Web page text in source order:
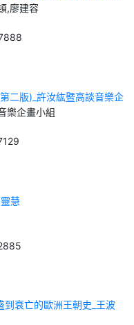
溝通策略，成長心態╳勇
次到位_泰蕾絲．休斯頓,
,廖建容
二版)_許汝紘暨高談音樂企
樂企畫小組
慧
到衰亡的歐洲王朝史_王波